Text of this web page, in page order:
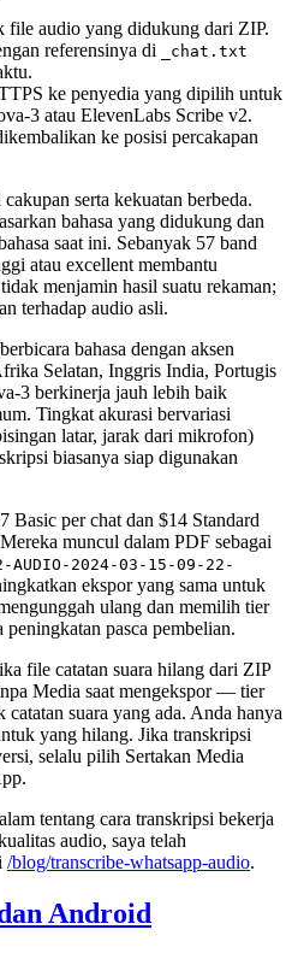
file audio yang didukung dari ZIP.
referensinya di
_chat.txt
ke penyedia yang dipilih untuk
3 atau ElevenLabs Scribe v2.
ke posisi percakapan
serta kekuatan berbeda.
bahasa yang didukung dan
saat ini. Sebanyak 57 band
atau excellent membantu
menjamin hasil suatu rekaman;
terhadap audio asli.
bahasa dengan aksen
Selatan, Inggris India, Portugis
3 berkinerja jauh lebih baik
Tingkat akurasi bervariasi
latar, jarak dari mikrofon)
biasanya siap digunakan
Basic per chat dan $14 Standard
muncul dalam PDF sebagai
2024-03-15-09-22-
ekspor yang sama untuk
ulang dan memilih tier
pasca pembelian.
file catatan suara hilang dari ZIP
Media saat mengekspor — tier
suara yang ada. Anda hanya
yang hilang. Jika transkripsi
selalu pilih Sertakan Media
tentang cara transkripsi bekerja
audio, saya telah
/blog/transcribe-whatsapp-audio.
Android